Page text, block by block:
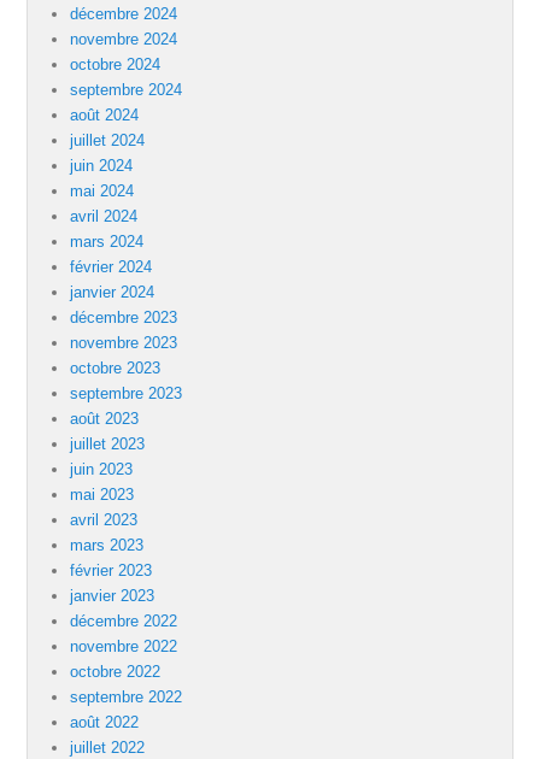
décembre 2024
novembre 2024
octobre 2024
septembre 2024
août 2024
juillet 2024
juin 2024
mai 2024
avril 2024
mars 2024
février 2024
janvier 2024
décembre 2023
novembre 2023
octobre 2023
septembre 2023
août 2023
juillet 2023
juin 2023
mai 2023
avril 2023
mars 2023
février 2023
janvier 2023
décembre 2022
novembre 2022
octobre 2022
septembre 2022
août 2022
juillet 2022